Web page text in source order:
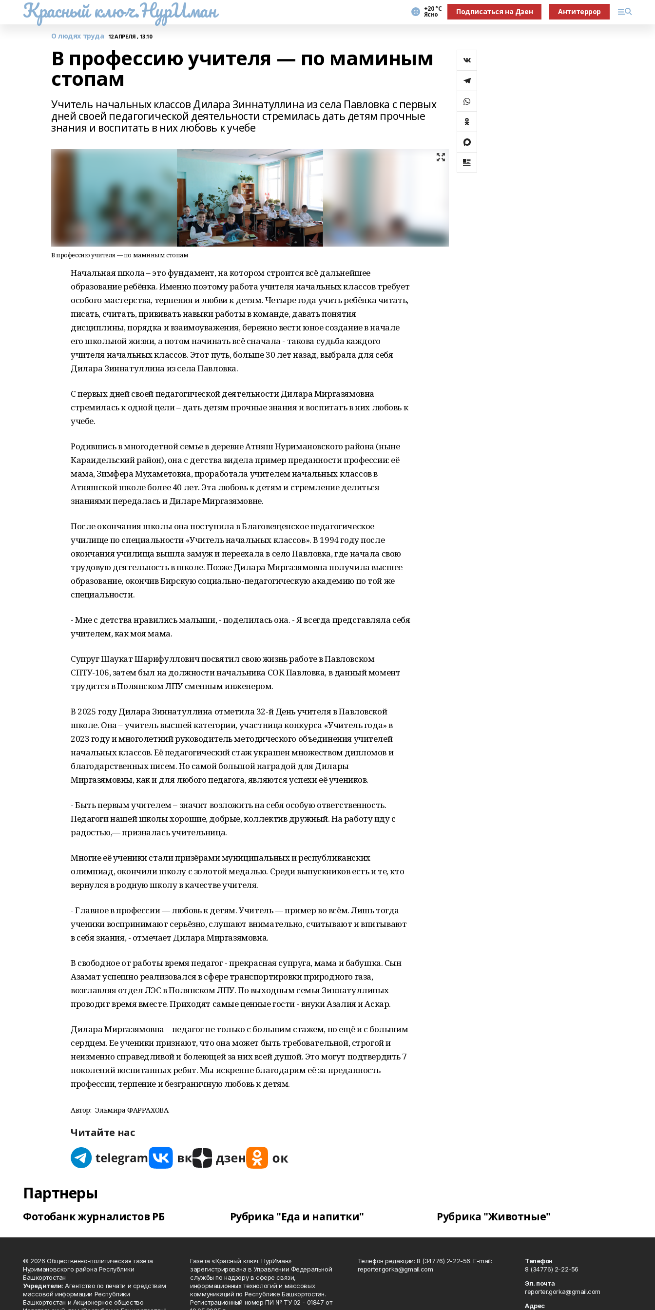
Красный ключ.НурИман +20 °С
Ясно Подписаться на Дзен Антитеррор
О людях труда 12 АПРЕЛЯ , 13:10
В профессию учителя — по маминым
стопам
Учитель начальных классов Дилара Зиннатуллина из села Павловка с первых
дней своей педагогической деятельности стремилась дать детям прочные
знания и воспитать в них любовь к учебе
В профессию учителя — по маминым стопам
Начальная школа – это фундамент, на котором строится всё дальнейшее
образование ребёнка. Именно поэтому работа учителя начальных классов требует
особого мастерства, терпения и любви к детям. Четыре года учить ребёнка читать,
писать, считать, прививать навыки работы в команде, давать понятия
дисциплины, порядка и взаимоуважения, бережно вести юное создание в начале
его школьной жизни, а потом начинать всё сначала - такова судьба каждого
учителя начальных классов. Этот путь, больше 30 лет назад, выбрала для себя
Дилара Зиннатуллина из села Павловка.
С первых дней своей педагогической деятельности Дилара Миргазямовна
стремилась к одной цели – дать детям прочные знания и воспитать в них любовь к
учебе.
Родившись в многодетной семье в деревне Атняш Нуримановского района (ныне
Караидельский район), она с детства видела пример преданности профессии: её
мама, Зимфера Мухаметовна, проработала учителем начальных классов в
Атняшской школе более 40 лет. Эта любовь к детям и стремление делиться
знаниями передалась и Диларе Миргазямовне.
После окончания школы она поступила в Благовещенское педагогическое
училище по специальности «Учитель начальных классов». В 1994 году после
окончания училища вышла замуж и переехала в село Павловка, где начала свою
трудовую деятельность в школе. Позже Дилара Миргазямовна получила высшее
образование, окончив Бирскую социально-педагогическую академию по той же
специальности.
- Мне с детства нравились малыши, - поделилась она. - Я всегда представляла себя
учителем, как моя мама.
Супруг Шаукат Шарифуллович посвятил свою жизнь работе в Павловском
СПТУ-106, затем был на должности начальника СОК Павловка, в данный момент
трудится в Полянском ЛПУ сменным инженером.
В 2025 году Дилара Зиннатуллина отметила 32-й День учителя в Павловской
школе. Она – учитель высшей категории, участница конкурса «Учитель года» в
2023 году и многолетний руководитель методического объединения учителей
начальных классов. Её педагогический стаж украшен множеством дипломов и
благодарственных писем. Но самой большой наградой для Дилары
Миргазямовны, как и для любого педагога, являются успехи её учеников.
- Быть первым учителем – значит возложить на себя особую ответственность.
Педагоги нашей школы хорошие, добрые, коллектив дружный. На работу иду с
радостью,— призналась учительница.
Многие её ученики стали призёрами муниципальных и республиканских
олимпиад, окончили школу с золотой медалью. Среди выпускников есть и те, кто
вернулся в родную школу в качестве учителя.
- Главное в профессии — любовь к детям. Учитель — пример во всём. Лишь тогда
ученики воспринимают серьёзно, слушают внимательно, считывают и впитывают
в себя знания, - отмечает Дилара Миргазямовна.
В свободное от работы время педагог - прекрасная супруга, мама и бабушка. Сын
Азамат успешно реализовался в сфере транспортировки природного газа,
возглавляя отдел ЛЭС в Полянском ЛПУ. По выходным семья Зиннатуллиных
проводит время вместе. Приходят самые ценные гости - внуки Азалия и Аскар.
Дилара Миргазямовна – педагог не только с большим стажем, но ещё и с большим
сердцем. Ее ученики признают, что она может быть требовательной, строгой и
неизменно справедливой и болеющей за них всей душой. Это могут подтвердить 7
поколений воспитанных ребят. Мы искренне благодарим её за преданность
профессии, терпение и безграничную любовь к детям.
Автор: Эльмира ФАРРАХОВА.
Читайте нас
Партнеры
Фотобанк журналистов РБ Рубрика "Еда и напитки" Рубрика "Животные"
© 2026 Общественно-политическая газета
Нуримановского района Республики
Башкортостан
Учредители: Агентство по печати и средствам
массовой информации Республики
Башкортостан и Акционерное общество
Газета «Красный ключ. НурИман»
зарегистрирована в Управлении Федеральной
службы по надзору в сфере связи,
информационных технологий и массовых
коммуникаций по Республике Башкортостан.
Регистрационный номер ПИ № ТУ 02 - 01847 от
Телефон редакции: 8 (34776) 2-22-56. E-mail:
reporter.gorka@gmail.com
Телефон
8 (34776) 2-22-56
Эл. почта
reporter.gorka@gmail.com
Адрес